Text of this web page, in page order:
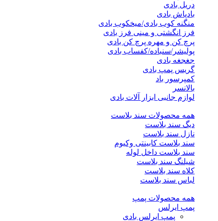
دریل بادی
بادپاش بادی
منگنه کوب بادی/میخکوب بادی
فرز انگشتی و مینی فرز بادی
پرچ کن و مهره پرچ کن بادی
پولیشر/سنباده/کفساب بادی
جغجغه بادی
گریس پمپ بادی
کمپرسور باد
بالانسر
لوازم جانبی ابزار آلات بادی
همه محصولات سند بلاست
دیگ سند بلاست
نازل سند بلاست
سند بلاست کابینتی وکیوم
سند بلاست داخل لوله
شیلنگ سند بلاست
کلاه سند بلاست
لباس سند بلاست
همه محصولات پمپ
پمپ ایرلس
پمپ ایرلس بادی